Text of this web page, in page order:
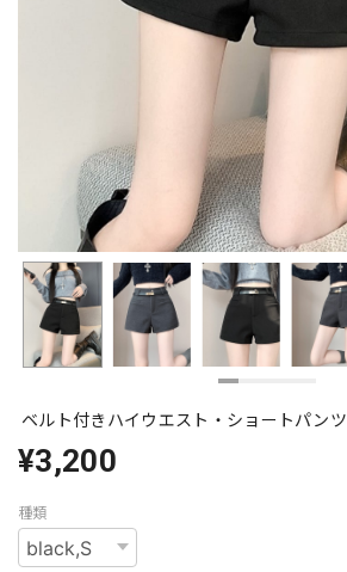
ベルト付きハイウエスト・ショートパンツ
¥3,200
種類